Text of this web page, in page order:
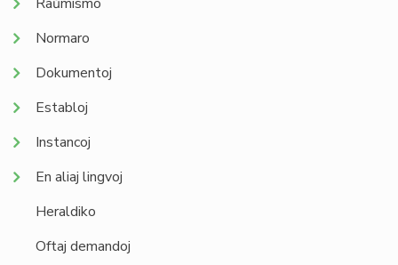
Normaro
Dokumentoj
Establoj
Instancoj
En aliaj lingvoj
Heraldiko
Oftaj demandoj